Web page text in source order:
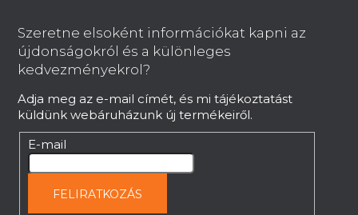
Szeretne elsoként információkat kapni az
újdonságokról és a különleges
kedvezményekrol?
Adja meg az e-mail címét, és mi tájékoztatást
küldünk webáruházunk új termékeiről.
E-mail
FELIRATKOZÁS